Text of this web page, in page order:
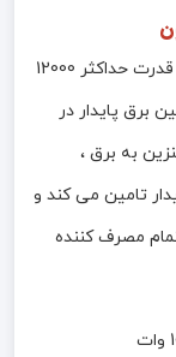
موتوربرق سه گانه سوز 12 کیلووات چمپیون با قدرت حداکثر 12000
تامین برق پایدار در
به برق ،
به صورت پایدار تامین می کند و
تمام مصرف کننده